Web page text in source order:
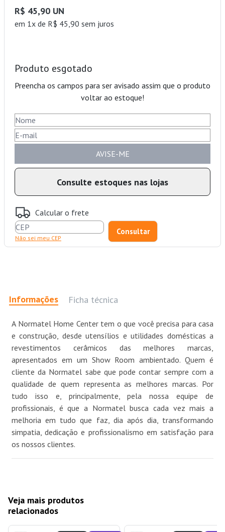
R$ 45,90 UN
em 1x de R$ 45,90 sem juros
Produto esgotado
Preencha os campos para ser avisado assim que o produto
voltar ao estoque!
AVISE-ME
Consulte estoques nas lojas
Calcular o frete
Não sei meu CEP
Informações Ficha técnica
A Normatel Home Center tem o que você precisa para casa
e construção, desde utensílios e utilidades domésticas a
revestimentos cerâmicos das melhores marcas,
apresentados em um Show Room ambientado. Quem é
cliente da Normatel sabe que pode contar sempre com a
qualidade de quem representa as melhores marcas. Por
tudo isso e, principalmente, pela nossa equipe de
profissionais, é que a Normatel busca cada vez mais a
melhoria em tudo que faz, dia após dia, transformando
simpatia, dedicação e profissionalismo em satisfação para
os nossos clientes.
Veja mais produtos
relacionados